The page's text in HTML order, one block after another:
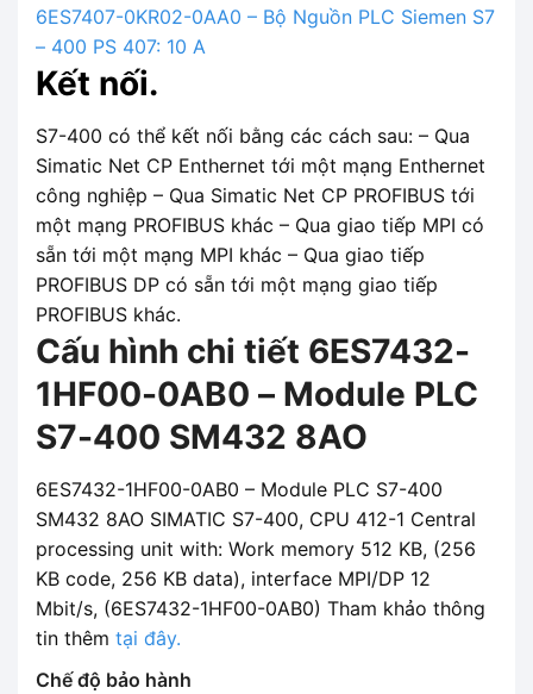
6ES7407-0KR02-0AA0 – Bộ Nguồn PLC Siemen S7
– 400 PS 407: 10 A
Kết nối.
S7-400 có thể kết nối bằng các cách sau: – Qua
Simatic Net CP Enthernet tới một mạng Enthernet
công nghiệp – Qua Simatic Net CP PROFIBUS tới
một mạng PROFIBUS khác – Qua giao tiếp MPI có
sẵn tới một mạng MPI khác – Qua giao tiếp
PROFIBUS DP có sẵn tới một mạng giao tiếp
PROFIBUS khác.
Cấu hình chi tiết 6ES7432-
1HF00-0AB0 – Module PLC
S7-400 SM432 8AO
6ES7432-1HF00-0AB0 – Module PLC S7-400
SM432 8AO SIMATIC S7-400, CPU 412-1 Central
processing unit with: Work memory 512 KB, (256
KB code, 256 KB data), interface MPI/DP 12
Mbit/s, (6ES7432-1HF00-0AB0) Tham khảo thông
tin thêm tại đây.
Chế độ bảo hành